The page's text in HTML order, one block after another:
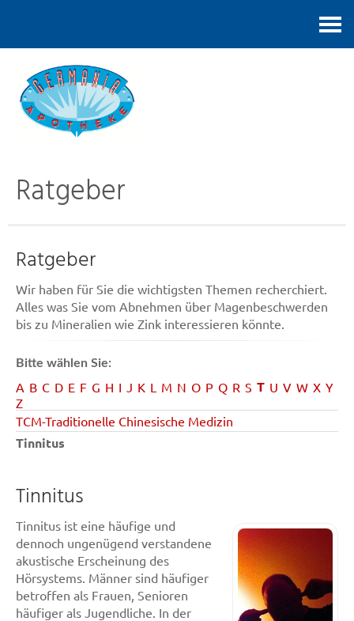
Ratgeber
Ratgeber
Wir haben für Sie die wichtigsten Themen recherchiert.
Alles was Sie vom Abnehmen über Magenbeschwerden
bis zu Mineralien wie Zink interessieren könnte.
Bitte wählen Sie:
A B C D E F G H I J K L M N O P Q R S T U V W X Y
Z
TCM-Traditionelle Chinesische Medizin
Tinnitus
Tinnitus
Tinnitus ist eine häufige und
dennoch ungenügend verstandene
akustische Erscheinung des
Hörsystems. Männer sind häufiger
betroffen als Frauen, Senioren
häufiger als Jugendliche. In der